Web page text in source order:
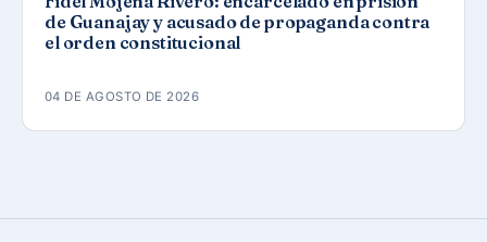
de Guanajay y acusado de propaganda contra
el orden constitucional
04 DE AGOSTO DE 2026